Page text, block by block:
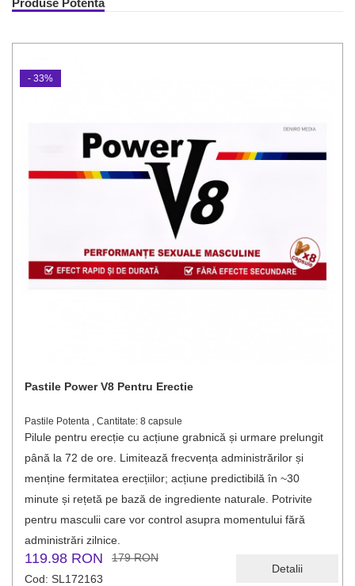
Produse Potenta
Detalii
Pastile Power V8 Pentru Erectie
Pastile Potenta , Cantitate: 8 capsule
Pilule pentru erecție cu acțiune grabnică și urmare prelungit
până la 72 de ore. Limitează frecvența administrărilor și
menține fermitatea erecțiilor; acțiune predictibilă în ~30
minute și rețetă pe bază de ingrediente naturale. Potrivite
pentru masculii care vor control asupra momentului fără
administrări zilnice.
119.98 RON
179 RON
Cod: SL172163
- 33%